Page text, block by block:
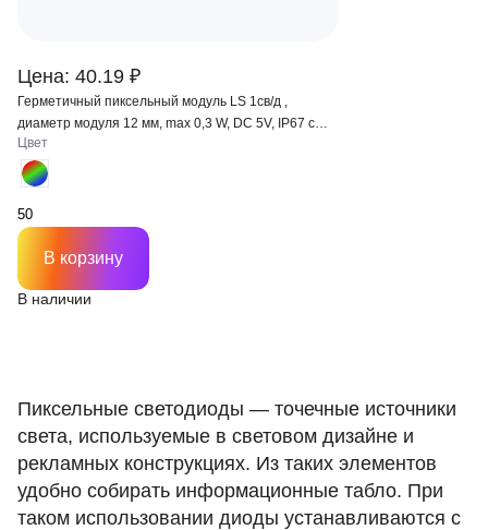
Цена: 40.19 ₽
Герметичный пиксельный модуль LS 1св/д ,
диаметр модуля 12 мм, max 0,3 W, DC 5V, IP67 с
чипом 2811
В наличии
Цвет
В корзину
Пиксельные светодиоды — точечные источники
света, используемые в световом дизайне и
рекламных конструкциях. Из таких элементов
удобно собирать информационные табло. При
таком использовании диоды устанавливаются с